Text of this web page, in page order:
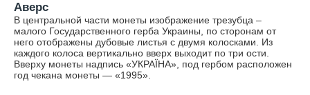
Аверс
В центральной части монеты изображение трезубца –
малого Государственного герба Украины, по сторонам от
него отображены дубовые листья с двумя колосками. Из
каждого колоса вертикально вверх выходит по три ости.
Вверху монеты надпись «УКРАЇНА», под гербом расположен
год чекана монеты — «1995».